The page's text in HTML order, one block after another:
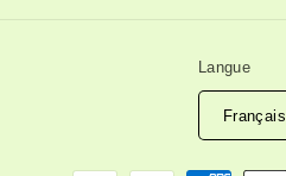
Langue
Français